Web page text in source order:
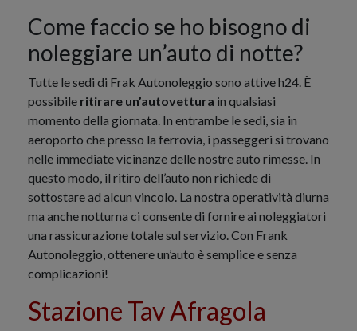
Come faccio se ho bisogno di
noleggiare un’auto di notte?
Tutte le sedi di Frak Autonoleggio sono attive h24. È
possibile ritirare un’autovettura in qualsiasi
momento della giornata. In entrambe le sedi, sia in
aeroporto che presso la ferrovia, i passeggeri si trovano
nelle immediate vicinanze delle nostre auto rimesse. In
questo modo, il ritiro dell’auto non richiede di
sottostare ad alcun vincolo. La nostra operatività diurna
ma anche notturna ci consente di fornire ai noleggiatori
una rassicurazione totale sul servizio. Con Frank
Autonoleggio, ottenere un’auto è semplice e senza
complicazioni!
Stazione Tav Afragola